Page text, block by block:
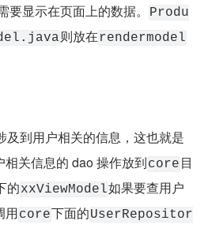
要显示在页面上的数据。
Produ
则放在 rendermodel
及到用户相关的信息，这也就是
关信息的 dao 操作放到core 目
的xxViewModel如果要查用户
用core下面的UserRepositor